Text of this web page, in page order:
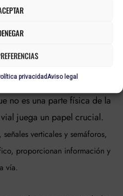
privacidadAviso legal
ser una franja de tierra,
una línea pintada. Su
la seguridad al evitar
no es una parte física de la
juega un papel crucial.
verticales y semáforos,
proporcionan información y
vía.